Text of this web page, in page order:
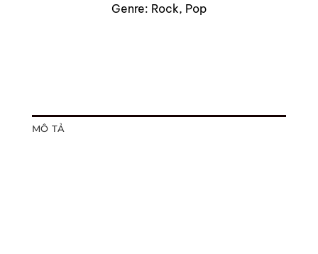
Genre: Rock, Pop
MÔ TẢ